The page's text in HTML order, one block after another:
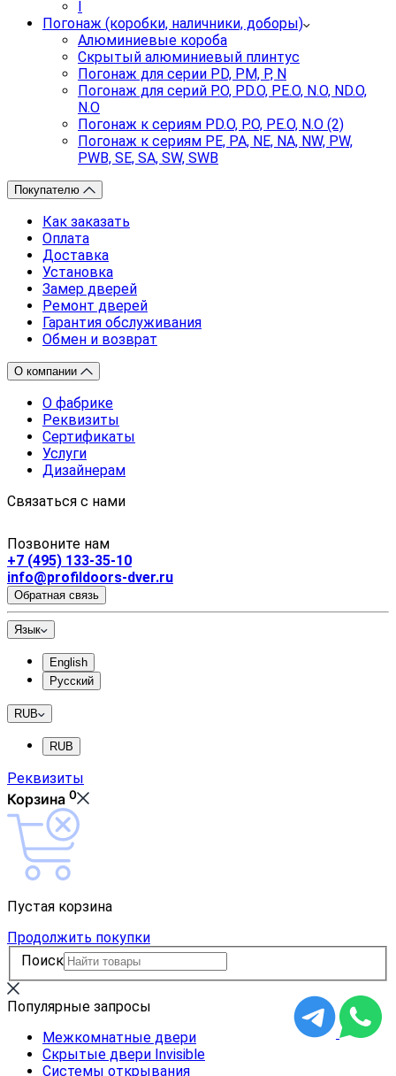
Погонаж (коробки, наличники, доборы)
Алюминиевые короба
Скрытый алюминиевый плинтус
Погонаж для серии PD, PM, P, N
Погонаж для серий P.O, PD.O, PE.O, N.O, ND.O,
N.O
Погонаж к сериям PD.O, P.O, PE.O, N.O (2)
Погонаж к сериям PE, PA, NE, NA, NW, PW,
PWB, SE, SA, SW, SWB
Покупателю
Как заказать
Оплата
Доставка
Установка
Замер дверей
Ремонт дверей
Гарантия обслуживания
Обмен и возврат
О компании
О фабрике
Реквизиты
Сертификаты
Услуги
Дизайнерам
Связаться с нами
Позвоните нам
+7 (495) 133-35-10
info@profildoors-dver.ru
Обратная связь
Язык
English
Русский
RUB
RUB
Реквизиты
Корзина 0
Пустая корзина
Продолжить покупки
Поиск
Популярные запросы
Межкомнатные двери
Скрытые двери Invisible
Системы открывания